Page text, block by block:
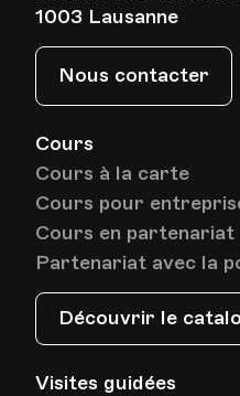
Cours
Cours à la carte
Cours pour
Cours en partenariat
Partenariat avec la
Découvrir le
Visites guidées
1003 Lausanne
Nous contacter